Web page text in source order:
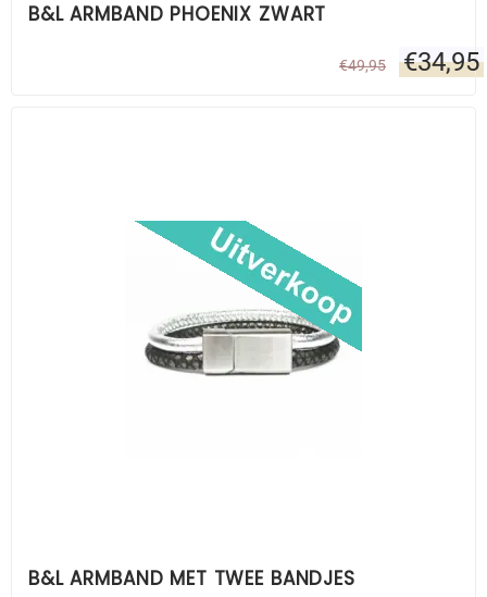
B&L ARMBAND PHOENIX ZWART
€49,95 €34,95
B&L ARMBAND MET TWEE BANDJES